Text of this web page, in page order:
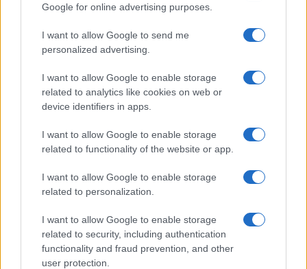
Google for online advertising purposes.
I want to allow Google to send me
personalized advertising.
I want to allow Google to enable storage
related to analytics like cookies on web or
device identifiers in apps.
I want to allow Google to enable storage
related to functionality of the website or app.
I want to allow Google to enable storage
related to personalization.
I want to allow Google to enable storage
related to security, including authentication
functionality and fraud prevention, and other
user protection.
materie prime
Andrea Innocenti · 6 Ago 2026
QUOTAZIONI CRYPTO
Nome Prezzo
Eureka Bridged PAX
Gold (Terra
$4,187.30
Kinza Babylon Staked
$83,270.00